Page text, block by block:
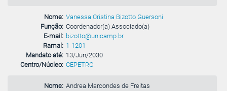
Nome: Vanessa Cristina Bizotto Guersoni
Função: Coordenador(a) Associado(a)
E-mail: bizotto@unicamp.br
Ramal: 1-1201
Mandato até: 13/Jun/2030
Centro/Núcleo: CEPETRO
Nome: Andrea Marcondes de Freitas